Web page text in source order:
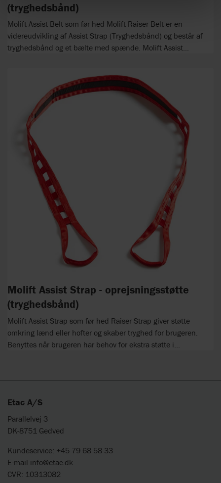
(tryghedsbånd)
Molift Assist Belt som før hed Molift Raiser Belt er en
videreudvikling af Assist Strap (Tryghedsbånd) og består af
tryghedsbånd og et bælte med spænde. Molift Assist...
Molift Assist Strap - oprejsningsstøtte
(tryghedsbånd)
Molift Assist Strap som før hed Raiser Strap giver støtte
omkring lænd eller hofter og skaber tryghed for brugeren.
Benyttes når brugeren har behov for ekstra støtte i...
Etac A/S
Parallelvej 3
DK-8751 Gedved
Kundeservice: +45 79 68 58 33
E-mail info@etac.dk
CVR: 10313082